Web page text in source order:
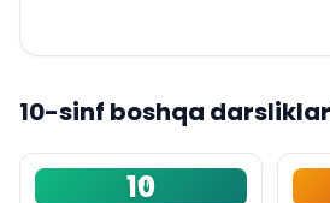
10-sinf boshqa
10
PDF